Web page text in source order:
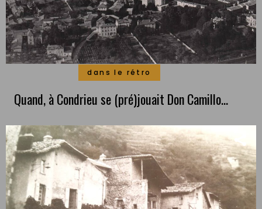
dans le rétro
Quand, à Condrieu se (pré)jouait Don Camillo…